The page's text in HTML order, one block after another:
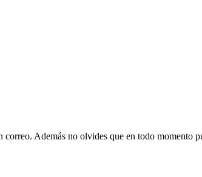
Además no olvides que en todo momento